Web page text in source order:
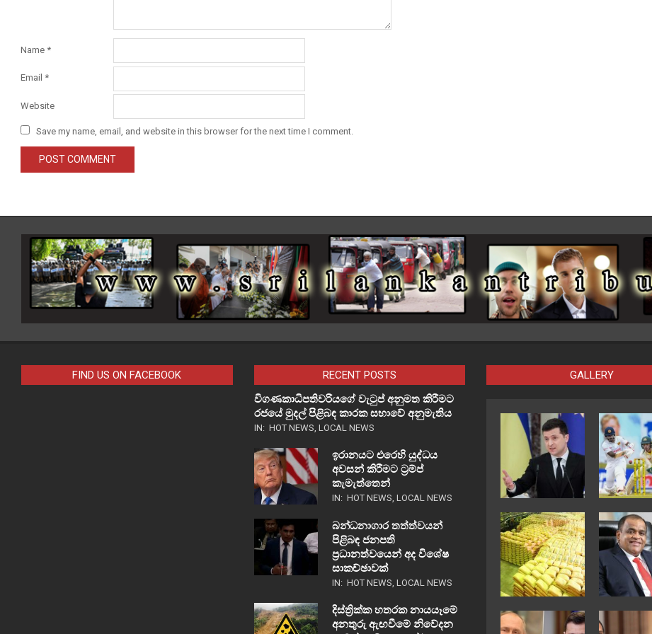
Name *
Email *
Website
Save my name, email, and website in this browser for the next time I comment.
FIND US ON FACEBOOK
RECENT POSTS
විගණකාධිපතිවරියගේ වැටුප් අනුමත කිරීමට
රජයේ මුදල් පිළිබඳ කාරක සභාවේ අනුමැතිය
IN: HOT NEWS, LOCAL NEWS
ඉරානයට එරෙහි යුද්ධය
අවසන් කිරීමට ට්‍රම්ප්
කැමැත්තෙන්
IN: HOT NEWS, LOCAL NEWS
බන්ධනාගාර තත්ත්වයන්
පිළිබඳ ජනපති
ප්‍රධානත්වයෙන් අද විශේෂ
සාකච්ඡාවක්
IN: HOT NEWS, LOCAL NEWS
දිස්ත්‍රික්ක හතරක නායයෑමේ
අනතුරු ඇඟවීමේ නිවේදන
GALLERY